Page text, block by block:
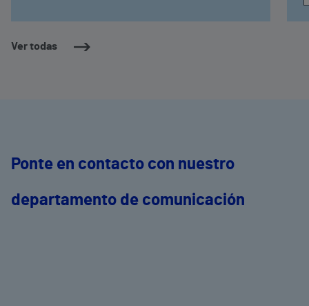
Ver todas
Ponte en contacto con nuestro
departamento de comunicación